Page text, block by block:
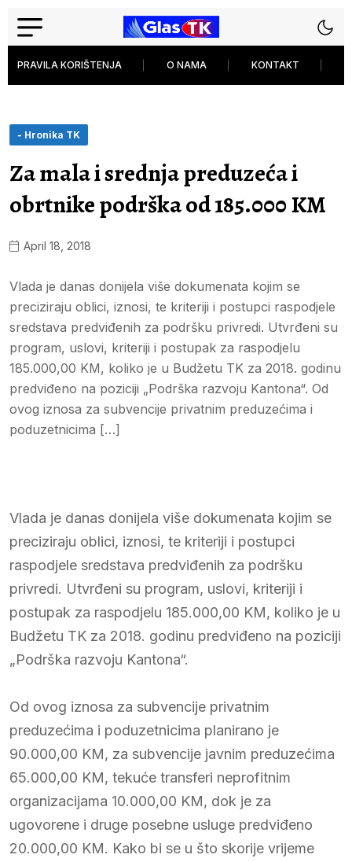
PRAVILA KORIŠTENJA O NAMA KONTAKT
- Hronika TK
Za mala i srednja preduzeća i
obrtnike podrška od 185.000 KM
April 18, 2018
Vlada je danas donijela više dokumenata kojim se
preciziraju oblici, iznosi, te kriteriji i postupci raspodjele
sredstava predviđenih za podršku privredi. Utvrđeni su
program, uslovi, kriteriji i postupak za raspodjelu
185.000,00 KM, koliko je u Budžetu TK za 2018. godinu
predviđeno na poziciji „Podrška razvoju Kantona“. Od
ovog iznosa za subvencije privatnim preduzećima i
poduzetnicima […]
Vlada je danas donijela više dokumenata kojim se
preciziraju oblici, iznosi, te kriteriji i postupci
raspodjele sredstava predviđenih za podršku
privredi. Utvrđeni su program, uslovi, kriteriji i
postupak za raspodjelu 185.000,00 KM, koliko je u
Budžetu TK za 2018. godinu predviđeno na poziciji
„Podrška razvoju Kantona“.
Od ovog iznosa za subvencije privatnim
preduzećima i poduzetnicima planirano je
90.000,00 KM, za subvencije javnim preduzećima
65.000,00 KM, tekuće transferi neprofitnim
organizacijama 10.000,00 KM, dok je za
ugovorene i druge posebne usluge predviđeno
20.000,00 KM. Kako bi se u što skorije vrijeme